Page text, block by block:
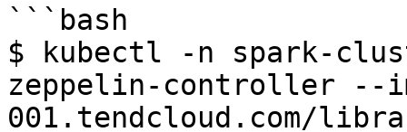
```bash
$ kubectl -n spark-
zeppelin-controller --
001.tendcloud.com/